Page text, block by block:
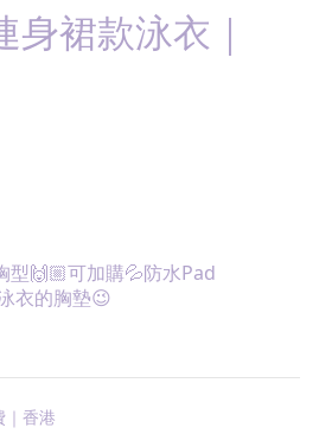
裙款泳衣｜
型🙌🏼可加購💦防水Pad
衣的胸墊😉
｜香港